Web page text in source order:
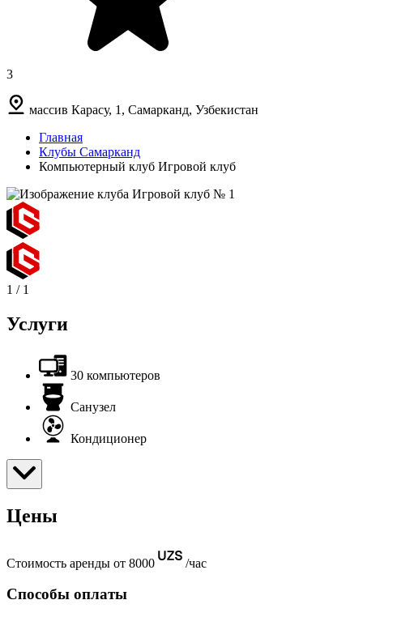
3
массив Карасу, 1, Самарканд, Узбекистан
Главная
Клубы Самарканд
Компьютерный клуб Игровой клуб
1 / 1
Услуги
30 компьютеров
Санузел
Кондиционер
Цены
Стоимость аренды от 8000 /час
Способы оплаты